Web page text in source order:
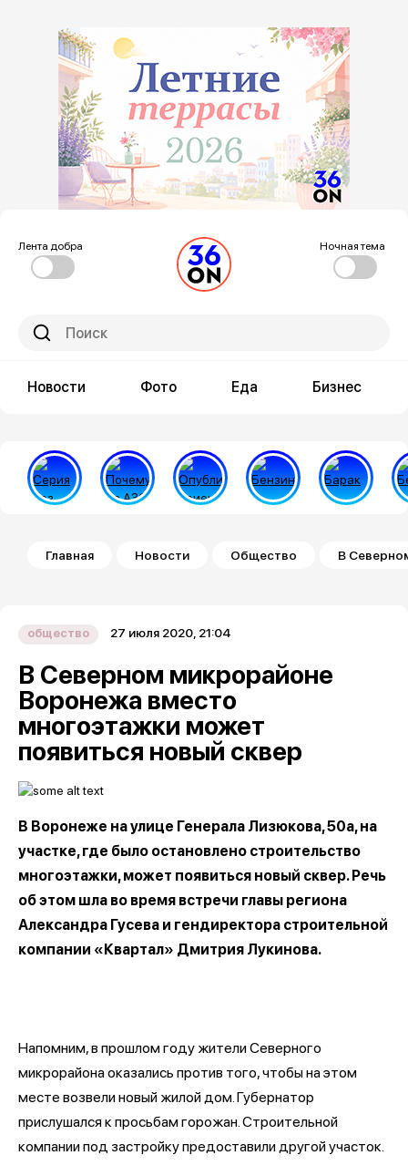
Лента добра Ночная тема
Новости Фото Еда Бизнес
Строка навигации
Главная Новости Общество В
общество 27 июля 2020, 21:04
В Северном микрорайоне
Воронежа вместо
многоэтажки может
появиться новый сквер
В Воронеже на улице Генерала Лизюкова, 50а, на
участке, где было остановлено строительство
многоэтажки, может появиться новый сквер. Речь
об этом шла во время встречи главы региона
Александра Гусева и гендиректора строительной
компании «Квартал» Дмитрия Лукинова.
Напомним, в прошлом году жители Северного
микрорайона оказались против того, чтобы на этом
месте возвели новый жилой дом. Губернатор
прислушался к просьбам горожан. Строительной
компании под застройку предоставили другой участок.